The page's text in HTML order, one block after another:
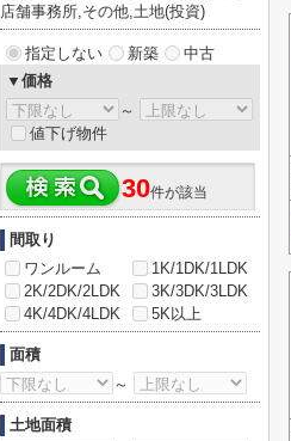
店舗事務所,その他,土地(投資)
指定しない 新築
中古
▼価格
～
値下げ物件
30件が該当
間取り
ワンルーム
1K/1DK/1LDK
2K/2DK/2LDK
3K/3DK/3LDK
4K/4DK/4LDK
5K以上
面積
～
土地面積